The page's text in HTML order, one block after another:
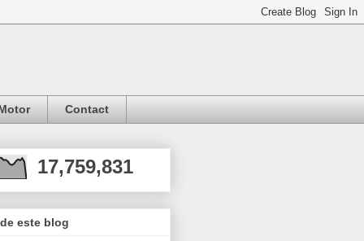
Contact
17,759,831
este blog